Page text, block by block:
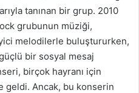
tanınan bir grup. 2010
grubunun müziği,
melodilerle buluştururken,
bir sosyal mesaj
birçok hayranı için
geldi. Ancak, bu konserin